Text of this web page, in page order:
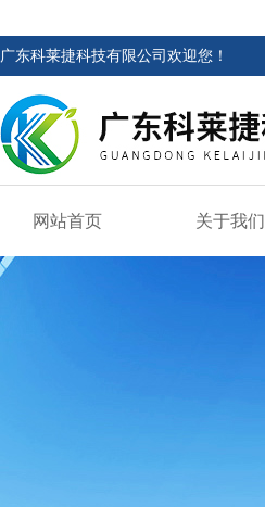
广东科莱捷科技有限公司欢迎您！
网站首页 关于我们